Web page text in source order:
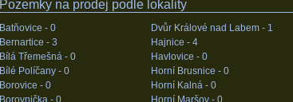
Pozemky na prodej podle lokality
Batňovice - 0
Bernartice - 3
Bílá Třemešná - 0
Bílé Políčany - 0
Borovice - 0
Borovnička - 0
Dvůr Králové nad Labem - 1
Hajnice - 4
Havlovice - 0
Horní Brusnice - 0
Horní Kalná - 0
Horní Maršov - 0